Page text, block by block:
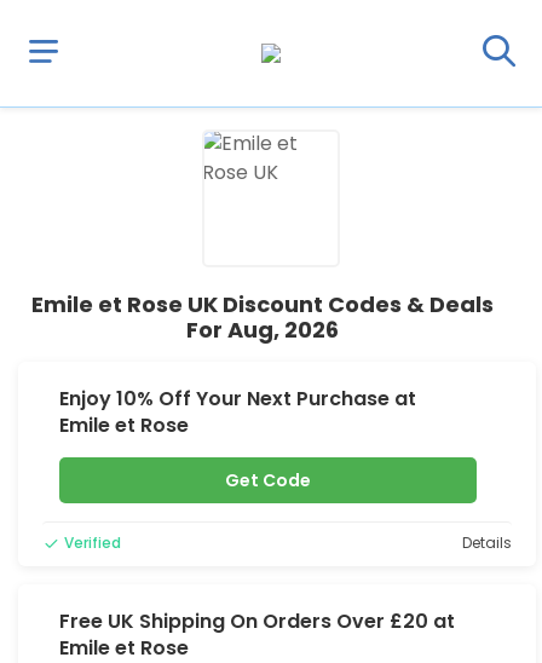
Emile et Rose UK Discount Codes & Deals
For Aug, 2026
Enjoy 10% Off Your Next Purchase at
Emile et Rose
Get Code
Verified Details
Free UK Shipping On Orders Over £20 at
Emile et Rose